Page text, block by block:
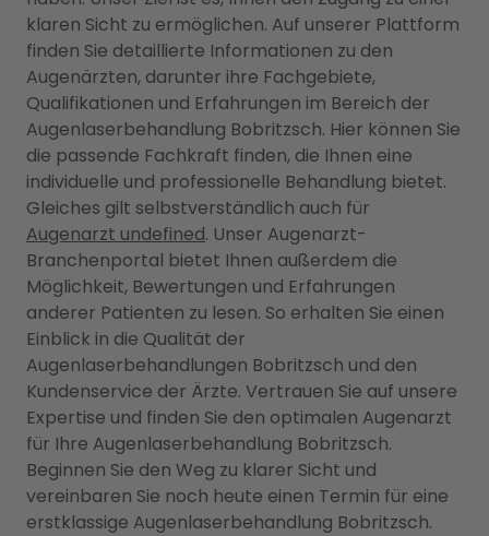
klaren Sicht zu ermöglichen. Auf unserer Plattform
finden Sie detaillierte Informationen zu den
Augenärzten, darunter ihre Fachgebiete,
Qualifikationen und Erfahrungen im Bereich der
Augenlaserbehandlung Bobritzsch. Hier können Sie
die passende Fachkraft finden, die Ihnen eine
individuelle und professionelle Behandlung bietet.
Gleiches gilt selbstverständlich auch für
Augenarzt undefined. Unser Augenarzt-
Branchenportal bietet Ihnen außerdem die
Möglichkeit, Bewertungen und Erfahrungen
anderer Patienten zu lesen. So erhalten Sie einen
Einblick in die Qualität der
Augenlaserbehandlungen Bobritzsch und den
Kundenservice der Ärzte. Vertrauen Sie auf unsere
Expertise und finden Sie den optimalen Augenarzt
für Ihre Augenlaserbehandlung Bobritzsch.
Beginnen Sie den Weg zu klarer Sicht und
vereinbaren Sie noch heute einen Termin für eine
erstklassige Augenlaserbehandlung Bobritzsch.